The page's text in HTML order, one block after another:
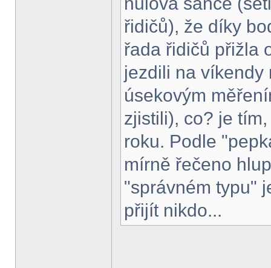
řidičů), že díky
řada řidičů přižla
jezdili na víkendy
úsekovým
zjistili), co? je
roku. Podle
mírně řečeno
"správném typu"
přijít nikdo...